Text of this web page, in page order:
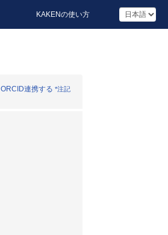
KAKENの使い方
ORCID連携する *注記